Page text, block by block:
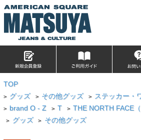
TOP
> グッズ > その他グッズ > ステッカー・
> brand O - Z > T > THE NORTH FACE
> グッズ > その他グッズ